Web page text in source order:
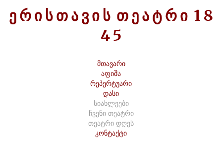
ᲔᲠᲘᲡᲗᲐᲕᲘᲡ ᲗᲔᲐᲢᲠᲘ 1 8
45
მთავარი
აფიშა
რეპერტუარი
დასი
სიახლეები
ჩვენი თეატრი
თეატრი დღეს
კონტაქტი